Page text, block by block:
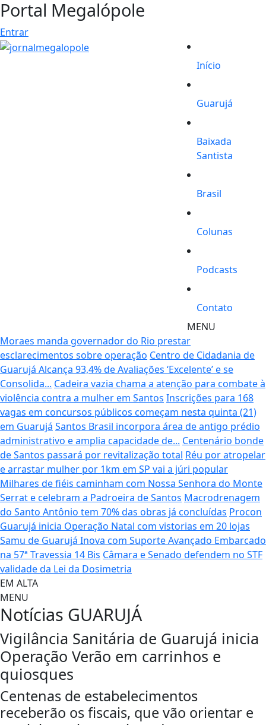
Portal Megalópole
Entrar
Início
Guarujá
Baixada
Santista
Brasil
Colunas
Podcasts
Contato
MENU
Moraes manda governador do Rio prestar
esclarecimentos sobre operação Centro de Cidadania de
Guarujá Alcança 93,4% de Avaliações ‘Excelente’ e se
Consolida... Cadeira vazia chama a atenção para combate à
violência contra a mulher em Santos Inscrições para 168
vagas em concursos públicos começam nesta quinta (21)
em Guarujá Santos Brasil incorpora área de antigo prédio
administrativo e amplia capacidade de... Centenário bonde
de Santos passará por revitalização total Réu por atropelar
e arrastar mulher por 1km em SP vai a júri popular
Milhares de fiéis caminham com Nossa Senhora do Monte
Serrat e celebram a Padroeira de Santos Macrodrenagem
do Santo Antônio tem 70% das obras já concluídas Procon
Guarujá inicia Operação Natal com vistorias em 20 lojas
Samu de Guarujá Inova com Suporte Avançado Embarcado
na 57ª Travessia 14 Bis Câmara e Senado defendem no STF
validade da Lei da Dosimetria
EM ALTA
MENU
Notícias GUARUJÁ
Vigilância Sanitária de Guarujá inicia
Operação Verão em carrinhos e
quiosques
Centenas de estabelecimentos
receberão os fiscais, que vão orientar e